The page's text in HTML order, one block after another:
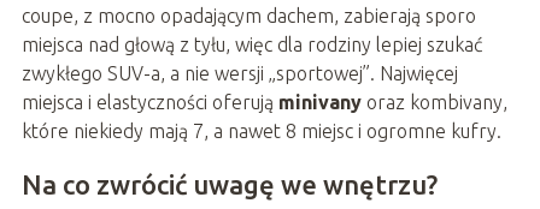
coupe, z mocno opadającym dachem, zabierają sporo
miejsca nad głową z tyłu, więc dla rodziny lepiej szukać
zwykłego SUV-a, a nie wersji „sportowej”. Najwięcej
miejsca i elastyczności oferują minivanyoraz kombivany,
które niekiedy mają 7, a nawet 8 miejsc i ogromne kufry.
Na co zwrócić uwagę we wnętrzu?